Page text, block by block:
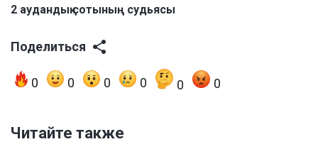
2 аудандық сотының судьясы
Поделиться
0 0 0 0 0 0
Читайте также